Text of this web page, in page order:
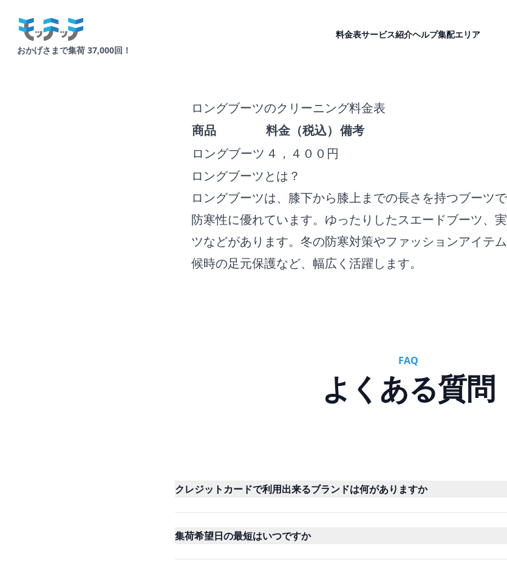
Your Company
おかげさまで集荷 37,000回！
料金表サービス紹介ヘルプ集配エリア
ロングブーツのクリーニング料金表
商品
料金（税込） 備考
ロングブーツ ４，４００円
ロングブーツとは？
ロングブーツは、膝下から膝上までの長さを持つブーツ
防寒性に優れています。ゆったりしたスエードブーツ、
ツなどがあります。冬の防寒対策やファッションアイテ
候時の足元保護など、幅広く活躍します。
FAQ
よくある質問
クレジットカードで利用出来るブランドは何がありますか
集荷希望日の最短はいつですか